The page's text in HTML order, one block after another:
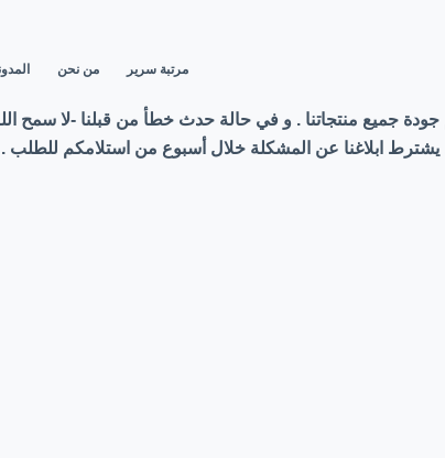
مرتبة سرير من نحن
جودة جميع منتجاتنا . و في حالة حدث خطأ من قبلنا -لا
ابلاغنا عن المشكلة خلال أسبوع من استلامكم للطلب .